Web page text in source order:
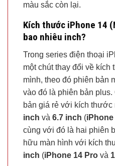
màu sắc còn lại.
Kích thước iPhone 14
bao nhiêu inch?
Trong series điện thoại
một chút thay đổi về kích
mình, theo đó phiên bản
vào đó là phiên bản
bản giá rẻ với kích thước
inch và 6.7 inch (iPhone
cùng với đó là hai phiên
hữu màn hình với kích
inch (iPhone 14 Pro và